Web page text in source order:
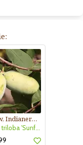
Pawpaw, Indianerbanane
Asimina triloba 'Sunflower'